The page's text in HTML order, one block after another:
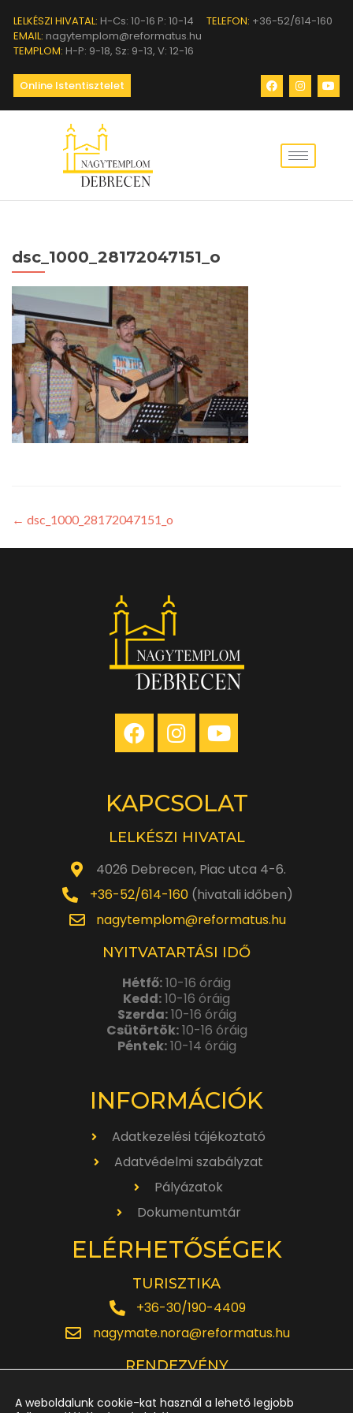
LELKÉSZI HIVATAL: H-Cs: 10-16 P: 10-14 TELEFON: +36-52/614-160
EMAIL: nagytemplom@reformatus.hu
TEMPLOM: H-P: 9-18, Sz: 9-13, V: 12-16
Online Istentisztelet
dsc_1000_28172047151_o
← dsc_1000_28172047151_o
KAPCSOLAT
LELKÉSZI HIVATAL
4026 Debrecen, Piac utca 4-6.
+36-52/614-160(hivatali időben)
nagytemplom@reformatus.hu
NYITVATARTÁSI IDŐ
Hétfő:10-16 óráig
Kedd:10-16 óráig
Szerda:10-16 óráig
Csütörtök:10-16 óráig
Péntek:10-14 óráig
INFORMÁCIÓK
Adatkezelési tájékoztató
Adatvédelmi szabályzat
Pályázatok
Dokumentumtár
ELÉRHETŐSÉGEK
TURISZTIKA
+36-30/190-4409
nagymate.nora@reformatus.hu
RENDEZVÉNY
A weboldalunk cookie-kat használ a lehető legjobb